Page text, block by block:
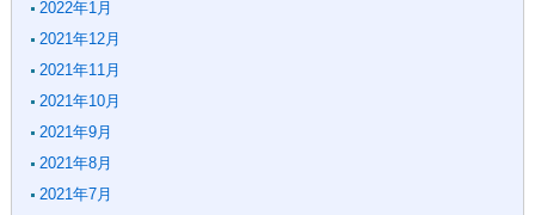
2022年1月
2021年12月
2021年11月
2021年10月
2021年9月
2021年8月
2021年7月